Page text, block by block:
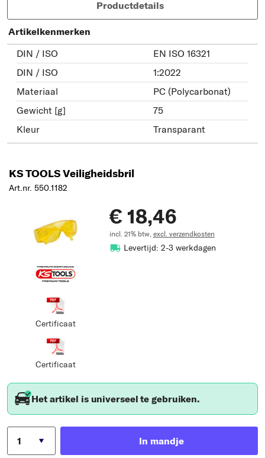
Productdetails
Artikelkenmerken
DIN / ISO
EN ISO 16321
DIN / ISO
1:2022
Materiaal
PC (Polycarbonat)
Gewicht [g]
75
Kleur
Transparant
KS TOOLS Veiligheidsbril
Art.nr. 550.1182
Certificaat
Certificaat
€ 18,46
incl. 21% btw, excl. verzendkosten
Levertijd: 2-3 werkdagen
Het artikel is universeel te gebruiken.
In mandje